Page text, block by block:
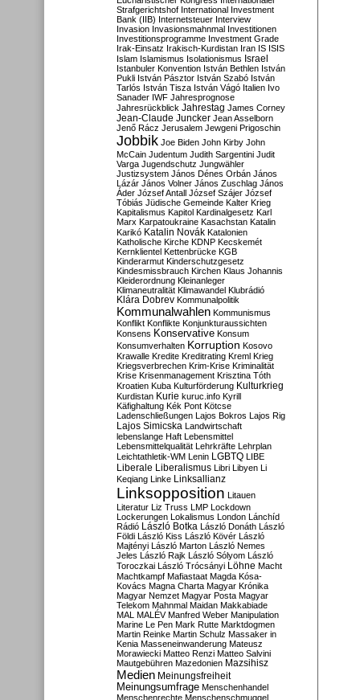
Strafgerichtshof International Investment
Bank (IIB) Internetsteuer Interview
Invasion Invasionsmahnmal Investitionen
Investitionsprogramme Investment Grade
Irak-Einsatz Irakisch-Kurdistan Iran IS ISIS
Islam Islamismus Isolationismus Israel
Istanbuler Konvention István Bethlen István
Pukli István Pásztor István Szabó István
Tarlós István Tisza István Vágó Italien Ivo
Sanader IWF Jahresprognose
Jahresrückblick Jahrestag James Corney
Jean-Claude Juncker Jean Asselborn
Jenő Rácz Jerusalem Jewgeni Prigoschin
Jobbik Joe Biden John Kirby John
McCain Judentum Judith Sargentini Judit
Varga Jugendschutz Jungwähler
Justizsystem János Dénes Orbán János
Lázár János Volner János Zuschlag János
Áder József Antall József Szájer József
Tóbiás Jüdische Gemeinde Kalter Krieg
Kapitalismus Kapitol Kardinalgesetz Karl
Marx Karpatoukraine Kasachstan Katalin
Karikó Katalin Novák Katalonien
Katholische Kirche KDNP Kecskemét
Kernklientel Kettenbrücke KGB
Kinderarmut Kinderschutzgesetz
Kindesmissbrauch Kirchen Klaus Johannis
Kleiderordnung Kleinanleger
Klimaneutralität Klimawandel Klubrádió
Klára Dobrev Kommunalpolitik
Kommunalwahlen Kommunismus
Konflikt Konflikte Konjunkturaussichten
Konsens Konservative Konsum
Konsumverhalten Korruption Kosovo
Krawalle Kredite Kreditrating Kreml Krieg
Kriegsverbrechen Krim-Krise Kriminalität
Krise Krisenmanagement Krisztina Tóth
Kroatien Kuba Kulturförderung Kulturkrieg
Kurdistan Kurie kuruc.info Kyrill
Käfighaltung Kék Pont Kötcse
Ladenschließungen Lajos Bokros Lajos Rig
Lajos Simicska Landwirtschaft
lebenslange Haft Lebensmittel
Lebensmittelqualität Lehrkräfte Lehrplan
Leichtathletik-WM Lenin LGBTQ LIBE
Liberale Liberalismus Libri Libyen Li
Keqiang Linke Linksallianz
Linksopposition Litauen
Literatur Liz Truss LMP Lockdown
Lockerungen Lokalismus London Lánchíd
Rádió
László Botka László Donáth László
Földi László Kiss László Kövér László
Majtényi László Marton László Nemes
Jeles László Rajk László Sólyom László
Toroczkai László Trócsányi Löhne Macht
Machtkampf Mafiastaat Magda Kósa-
Kovács Magna Charta Magyar Krónika
Magyar Nemzet Magyar Posta Magyar
Telekom Mahnmal Maidan Makkabiade
MAL MALÉV Manfred Weber Manipulation
Marine Le Pen Mark Rutte Marktdogmen
Martin Reinke Martin Schulz Massaker in
Kenia Masseneinwanderung Mateusz
Morawiecki Matteo Renzi Matteo Salvini
Mautgebühren Mazedonien Mazsihisz
Medien Meinungsfreiheit
Meinungsumfrage Menschenhandel
Menschenrechte Menschenschmuggel